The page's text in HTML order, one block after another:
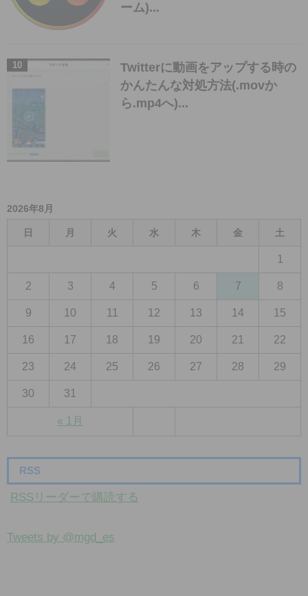
ーム)...
Twitterに動画をアップする時の
かんたんな対処方法(.movか
ら.mp4へ)...
2026年8月
日 月 火 水 木 金 土
« 1月
1
2 3 4 5 6 7 8
9 10 11 12 13 14 15
16 17 18 19 20 21 22
23 24 25 26 27 28 29
30 31
RSS
RSSリーダーで購読する
Tweets by @mgd_es